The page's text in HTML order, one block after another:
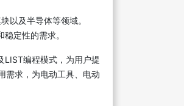
以及半导体等领域。
定性的需求。
LIST编程模式，为用户提
需求，为电动工具、电动